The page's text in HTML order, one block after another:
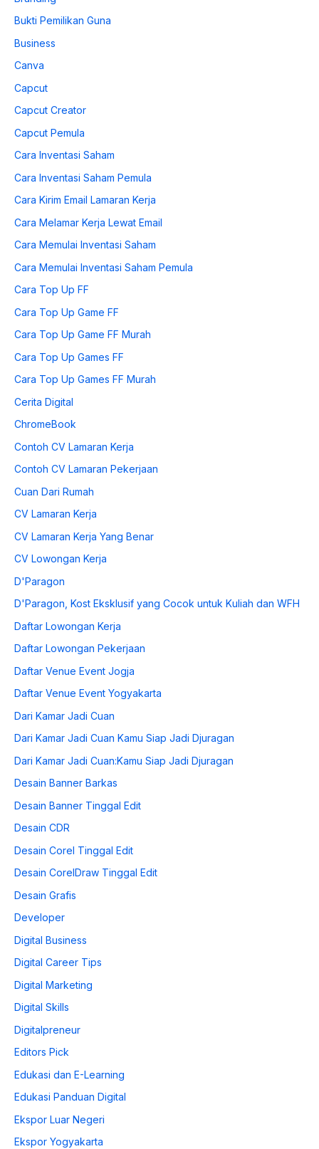
Bukti Pemilikan Guna
Business
Canva
Capcut
Capcut Creator
Capcut Pemula
Cara Inventasi Saham
Cara Inventasi Saham Pemula
Cara Kirim Email Lamaran Kerja
Cara Melamar Kerja Lewat Email
Cara Memulai Inventasi Saham
Cara Memulai Inventasi Saham Pemula
Cara Top Up FF
Cara Top Up Game FF
Cara Top Up Game FF Murah
Cara Top Up Games FF
Cara Top Up Games FF Murah
Cerita Digital
ChromeBook
Contoh CV Lamaran Kerja
Contoh CV Lamaran Pekerjaan
Cuan Dari Rumah
CV Lamaran Kerja
CV Lamaran Kerja Yang Benar
CV Lowongan Kerja
D'Paragon
D'Paragon, Kost Eksklusif yang Cocok untuk Kuliah dan WFH
Daftar Lowongan Kerja
Daftar Lowongan Pekerjaan
Daftar Venue Event Jogja
Daftar Venue Event Yogyakarta
Dari Kamar Jadi Cuan
Dari Kamar Jadi Cuan Kamu Siap Jadi Djuragan
Dari Kamar Jadi Cuan:Kamu Siap Jadi Djuragan
Desain Banner Barkas
Desain Banner Tinggal Edit
Desain CDR
Desain Corel Tinggal Edit
Desain CorelDraw Tinggal Edit
Desain Grafis
Developer
Digital Business
Digital Career Tips
Digital Marketing
Digital Skills
Digitalpreneur
Editors Pick
Edukasi dan E-Learning
Edukasi Panduan Digital
Ekspor Luar Negeri
Ekspor Yogyakarta